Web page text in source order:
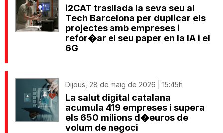
i2CAT trasllada la seva seu al
Tech Barcelona per duplicar els
projectes amb empreses i
refor�ar el seu paper en la IA i el
6G
Dijous, 28 de maig de 2026 | 15:45h
La salut digital catalana
acumula 419 empreses i supera
els 650 milions d�euros de
volum de negoci